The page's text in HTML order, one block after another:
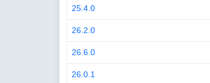
25.4.0
26.2.0
26.6.0
26.0.1